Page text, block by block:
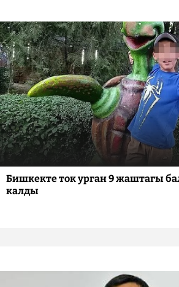
Бишкекте ток урган 9 жаштагы
калды